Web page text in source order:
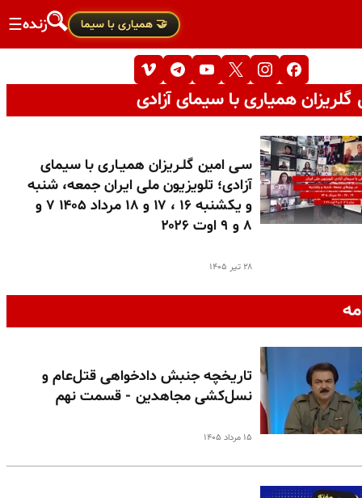
🤝 همیاری با سیما زنده☰
همیاری با سیمای آزادی
سـی امین گلـریزان همیـاری با سیمای
آزادی؛ تلویزیون ملی ایران جمعه، شنبه
و یکشنبه ۱۶ ، ۱۷ و ۱۸ مرداد ۱۴۰۵ ۷ و
۸ و ۹ اوت ۲۰۲۶
۲۸ تیر ۱۴۰۵
تاریخچه جنبش دادخواهی قتل‌عام و
نسل‌کشی مجاهدین - قسمت نهم
۱۵ مرداد ۱۴۰۵